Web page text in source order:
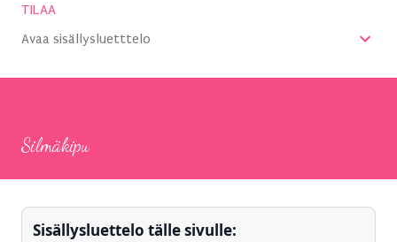
TILAA
Avaa sisällysluetttelo
Silmäkipu
Sisällysluettelo tälle sivulle: